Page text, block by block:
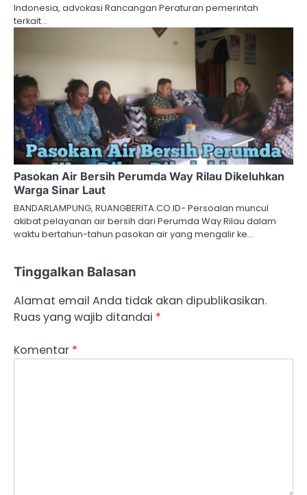
Indonesia, advokasi Rancangan Peraturan pemerintah
terkait…
Pasokan Air Bersih Perumda Way Rilau Dikeluhkan
Warga Sinar Laut
BANDARLAMPUNG, RUANGBERITA.CO.ID- Persoalan muncul
akibat pelayanan air bersih dari Perumda Way Rilau dalam
waktu bertahun-tahun pasokan air yang mengalir ke…
Tinggalkan Balasan
Alamat email Anda tidak akan dipublikasikan.
Ruas yang wajib ditandai *
Komentar *